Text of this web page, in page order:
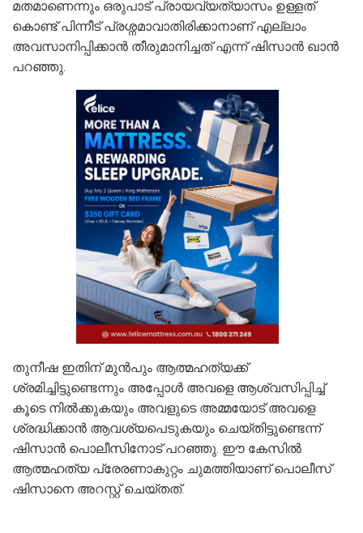
മതമാണെന്നും ഒരുപാട് പ്രായവ്യത്യാസം ഉള്ളത്
കൊണ്ട് പിന്നീട് പ്രശ്നമാവാതിരിക്കാനാണ് എല്ലാം
അവസാനിപ്പിക്കാന്‍ തീരുമാനിച്ചത് എന്ന് ഷിസാന്‍ ഖാന്‍
പറഞ്ഞു.
തുനീഷ ഇതിന് മുന്‍പും ആത്മഹത്യക്ക്
ശ്രമിച്ചിട്ടുണ്ടെന്നും അപ്പോള്‍ അവളെ ആശ്വസിപ്പിച്ച്
കൂടെ നില്‍ക്കുകയും അവളുടെ അമ്മയോട് അവളെ
ശ്രദ്ധിക്കാന്‍ ആവശ്യപെടുകയും ചെയ്തിട്ടുണ്ടെന്ന്
ഷിസാന്‍ പൊലീസിനോട് പറഞ്ഞു. ഈ കേസില്‍
ആത്മഹത്യ പ്രേരണാകുറ്റം ചുമത്തിയാണ് പൊലീസ്
ഷിസാനെ അറസ്റ്റ് ചെയ്തത്.